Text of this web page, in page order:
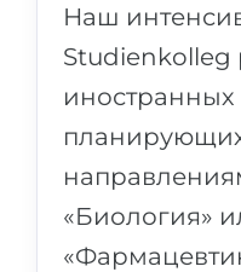
Наш
Studienkolleg
иностранных
«Биология»